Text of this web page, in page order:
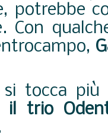
potrebbe
Con
si tocca
il trio